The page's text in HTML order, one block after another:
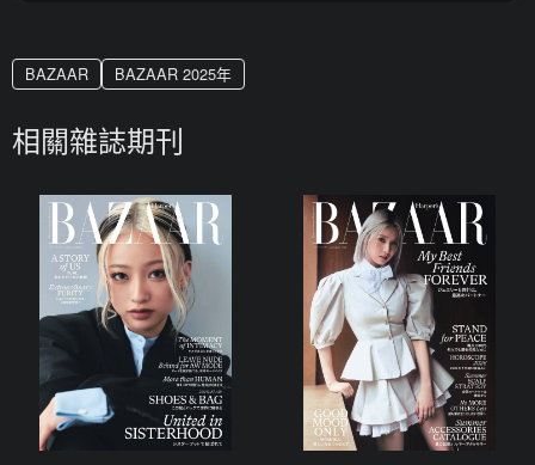
BAZAAR BAZAAR 2025年
相關雜誌期刊